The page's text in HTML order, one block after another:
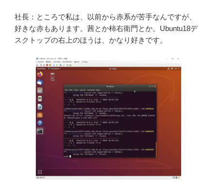
社長：ところで私は、以前から赤系が苦手なんですが、
好きな赤もあります。茜とか柿右衛門とか。Ubuntu18デ
スクトップの右上のほうは、かなり好きです。